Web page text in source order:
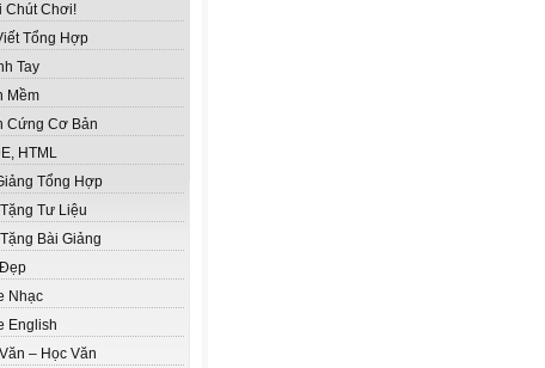
Chút Chơi!
Tổng Hợp
Tay
Mềm
Cứng Cơ Bản
HTML
Tổng Hợp
Tư Liệu
Bài Giảng
Nhạc
English
– Học Văn